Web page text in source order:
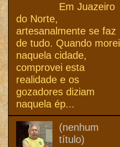
Em Juazeiro
do Norte,
artesanalmente se faz
de tudo. Quando morei
naquela cidade,
comprovei esta
realidade e os
gozadores diziam
naquela ép...
(nenhum
título)